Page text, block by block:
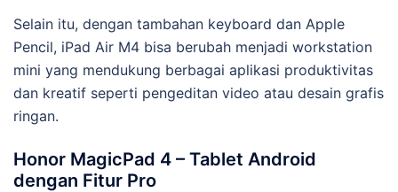
Selain itu, dengan tambahan keyboard dan Apple
Pencil, iPad Air M4 bisa berubah menjadi workstation
mini yang mendukung berbagai aplikasi produktivitas
dan kreatif seperti pengeditan video atau desain grafis
ringan.
Honor MagicPad 4 – Tablet Android
dengan Fitur Pro